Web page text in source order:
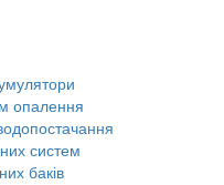
опалення
систем
баків